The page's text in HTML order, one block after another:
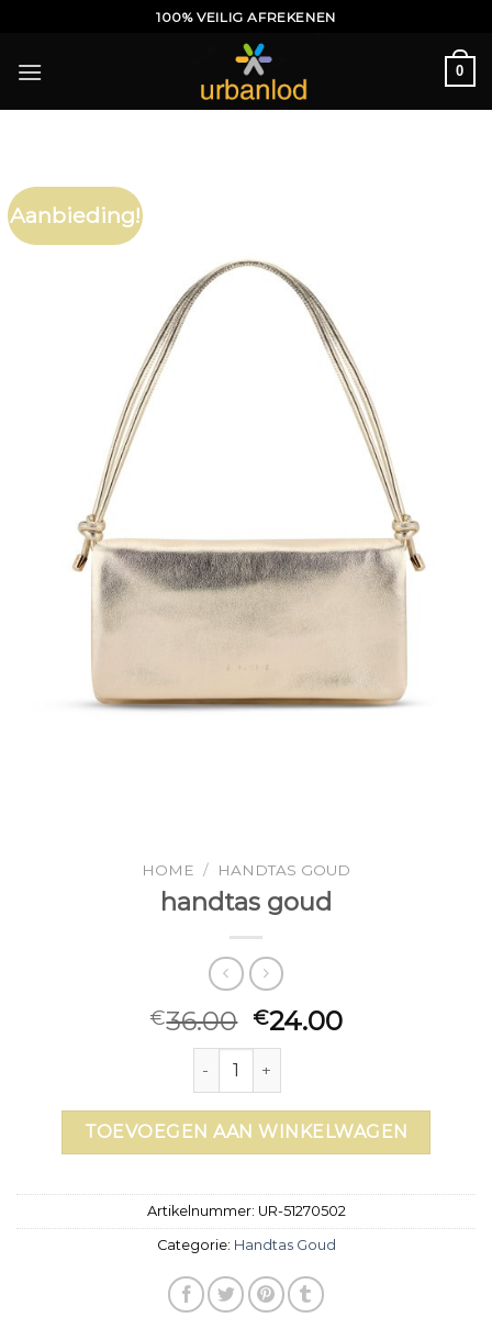
inhoud
100% VEILIG AFREKENEN
0
Aanbieding!
HOME / HANDTAS GOUD
handtas goud
€36.00 €24.00
handtas goud aantal
TOEVOEGEN AAN WINKELWAGEN
Artikelnummer: UR-51270502
Categorie: Handtas Goud